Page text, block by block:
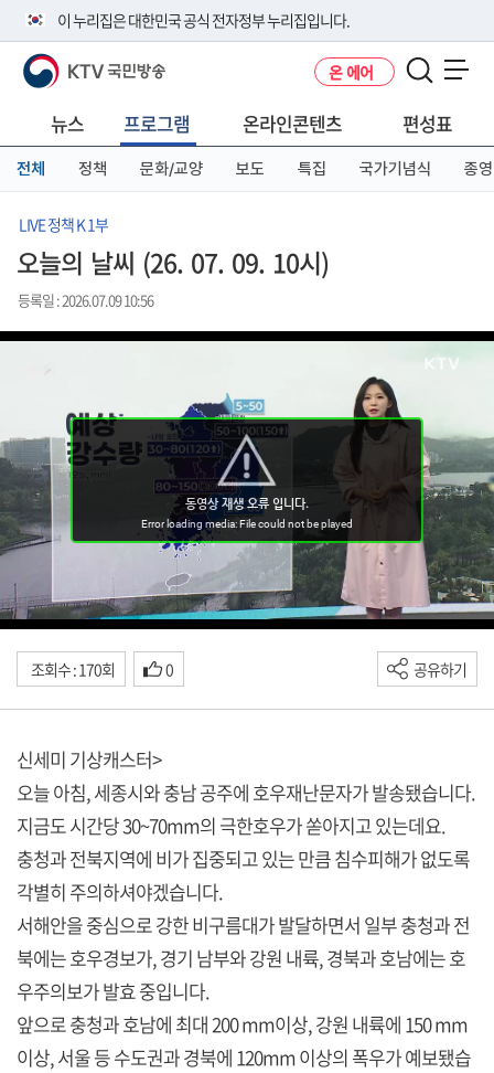
이 누리집은 대한민국 공식 전자정부 누리집입니다.
공식 누리집 주소 확인하기
니다.
이밖에 or.kr 또는 .kr등 다른 도메인 주소를 사용하고 있다면 아래 URL에
서 도메인 주소를 확인해 보세요
KTV 국민방송 온 에어
뉴스 프로그램 온라인콘텐츠 편성표
전체 정책 문화/교양 보도 특집 국가기념식 종영
LIVE 정책 K 1부
오늘의 날씨 (26. 07. 09. 10시)
등록일 : 2026.07.09 10:56
조회수 : 170회 0 공유하기
신세미 기상캐스터>
오늘 아침, 세종시와 충남 공주에 호우재난문자가 발송됐습니다.
지금도 시간당 30~70mm의 극한호우가 쏟아지고 있는데요.
충청과 전북지역에 비가 집중되고 있는 만큼 침수피해가 없도록
각별히 주의하셔야겠습니다.
서해안을 중심으로 강한 비구름대가 발달하면서 일부 충청과 전
북에는 호우경보가, 경기 남부와 강원 내륙, 경북과 호남에는 호
우주의보가 발효 중입니다.
앞으로 충청과 호남에 최대 200 mm이상, 강원 내륙에 150 mm
이상, 서울 등 수도권과 경북에 120mm 이상의 폭우가 예보됐습